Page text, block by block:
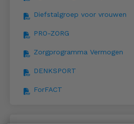
Diefstalgroep voor vrouwen
PRO-ZORG
Zorgprogramma Vermogen
DENKSPORT
ForFACT